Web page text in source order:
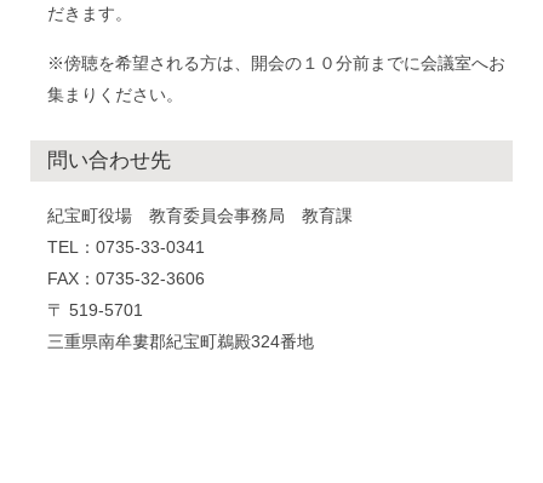
だきます。
※傍聴を希望される方は、開会の１０分前までに会議室へお
集まりください。
問い合わせ先
紀宝町役場 教育委員会事務局 教育課
TEL：0735-33-0341
FAX：0735-32-3606
〒 519-5701
三重県南牟婁郡紀宝町鵜殿324番地